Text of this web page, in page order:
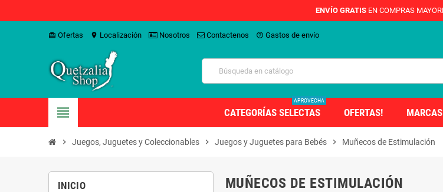
ENVÍO GRATIS EN COMPRAS
card_giftcard Ofertas location_on Localización Nosotros Contactenos help_outline Gastos de envío
view_headline CATEGORÍAS SELECTAS
APROVECHA
OFERTAS!
chevron_right Juegos, Juguetes y Coleccionables chevron_right Juegos y Juguetes para Bebés chevron_right Muñecos de Estimulación
INICIO MUÑECOS DE ESTIMULACIÓN